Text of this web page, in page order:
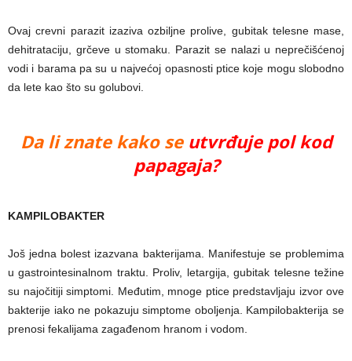
Ovaj crevni parazit izaziva ozbiljne prolive, gubitak telesne mase,
dehitrataciju, grčeve u stomaku. Parazit se nalazi u neprečišćenoj
vodi i barama pa su u najvećoj opasnosti ptice koje mogu slobodno
da lete kao što su golubovi.
Da li znate kako se utvrđuje pol kod
papagaja?
KAMPILOBAKTER
Još jedna bolest izazvana bakterijama. Manifestuje se problemima
u gastrointesinalnom traktu. Proliv, letargija, gubitak telesne težine
su najočitiji simptomi. Međutim, mnoge ptice predstavljaju izvor ove
bakterije iako ne pokazuju simptome oboljenja. Kampilobakterija se
prenosi fekalijama zagađenom hranom i vodom.